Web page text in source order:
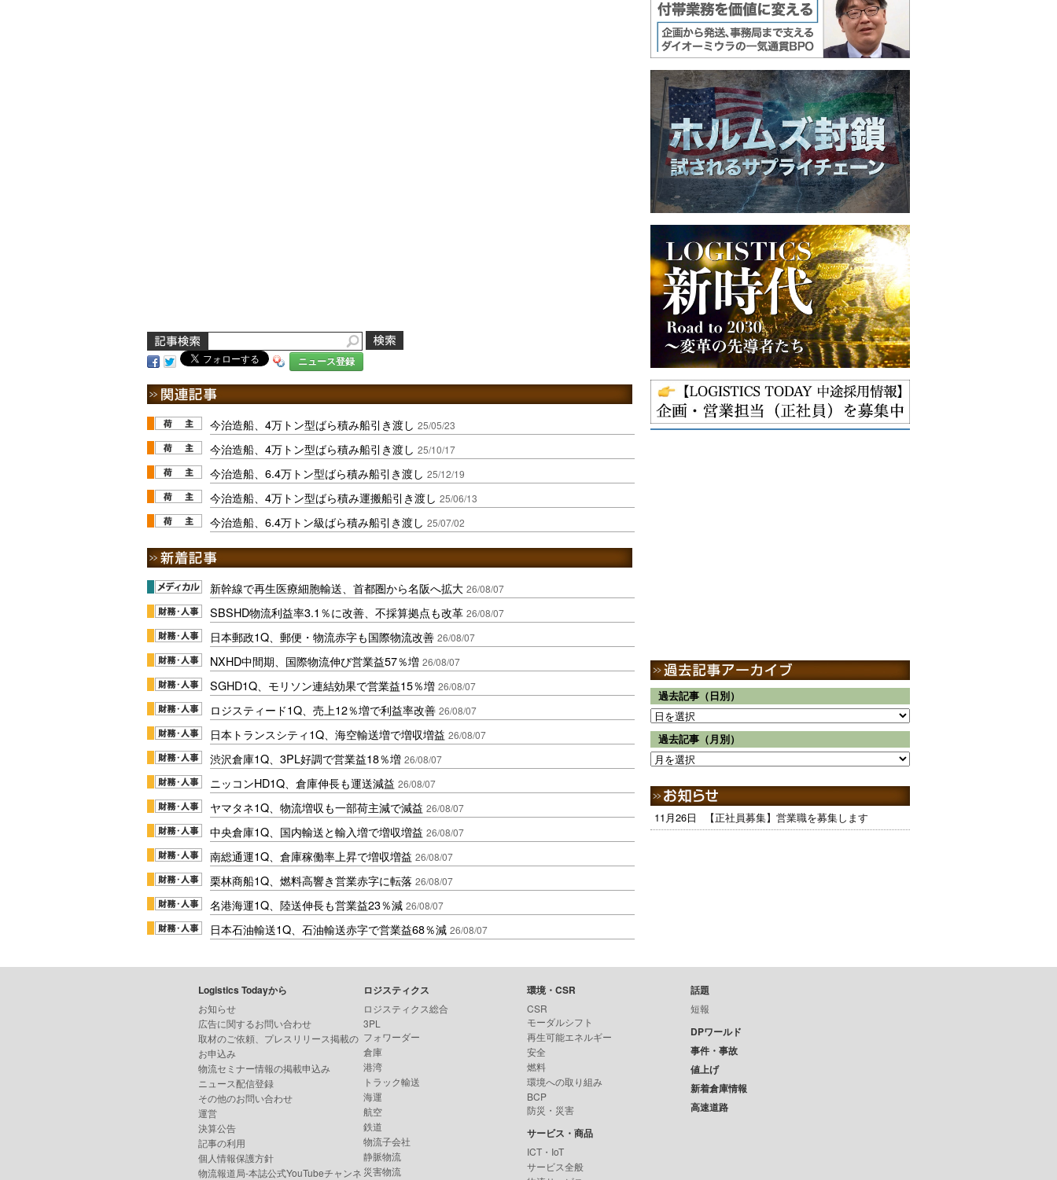
ニュース登録
今治造船、4万トン型ばら積み船引き渡し 25/05/23
今治造船、4万トン型ばら積み船引き渡し 25/10/17
今治造船、6.4万トン型ばら積み船引き渡し 25/12/19
今治造船、4万トン型ばら積み運搬船引き渡し 25/06/13
今治造船、6.4万トン級ばら積み船引き渡し 25/07/02
新幹線で再生医療細胞輸送、首都圏から名阪へ拡大 26/08/07
SBSHD物流利益率3.1％に改善、不採算拠点も改革 26/08/07
日本郵政1Q、郵便・物流赤字も国際物流改善 26/08/07
NXHD中間期、国際物流伸び営業益57％増 26/08/07
SGHD1Q、モリソン連結効果で営業益15％増 26/08/07
ロジスティード1Q、売上12％増で利益率改善 26/08/07
日本トランスシティ1Q、海空輸送増で増収増益 26/08/07
渋沢倉庫1Q、3PL好調で営業益18％増 26/08/07
ニッコンHD1Q、倉庫伸長も運送減益 26/08/07
ヤマタネ1Q、物流増収も一部荷主減で減益 26/08/07
中央倉庫1Q、国内輸送と輸入増で増収増益 26/08/07
南総通運1Q、倉庫稼働率上昇で増収増益 26/08/07
栗林商船1Q、燃料高響き営業赤字に転落 26/08/07
名港海運1Q、陸送伸長も営業益23％減 26/08/07
日本石油輸送1Q、石油輸送赤字で営業益68％減 26/08/07
過去記事（日別）
過去記事（月別）
11月26日 【正社員募集】営業職を募集します
Logistics Todayから
お知らせ
広告に関するお問い合わせ
取材のご依頼、プレスリリース掲載の
お申込み
物流セミナー情報の掲載申込み
ニュース配信登録
その他のお問い合わせ
運営
決算公告
記事の利用
個人情報保護方針
物流報道局-本誌公式YouTubeチャンネ
ロジスティクス
ロジスティクス総合
3PL
フォワーダー
倉庫
港湾
トラック輸送
海運
航空
鉄道
物流子会社
静脈物流
災害物流
環境・CSR
CSR
モーダルシフト
再生可能エネルギー
安全
燃料
環境への取り組み
BCP
防災・災害
サービス・商品
ICT・IoT
サービス全般
話題
短報
DPワールド
事件・事故
値上げ
新着倉庫情報
高速道路